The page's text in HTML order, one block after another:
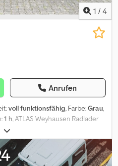
1 / 4
Anrufen
voll funktionsfähig, Farbe:Grau,
1 h, ATLAS Weyhausen Radlader
Acrskr P-kinematik langes
Technische Daten
Fabrikat Kubota D 1803-CR
U/min Hubraum 1826 ccm